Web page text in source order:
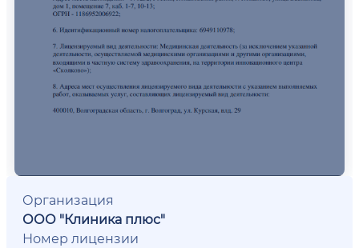
Организация
ООО "Клиника плюс"
Номер лицензии